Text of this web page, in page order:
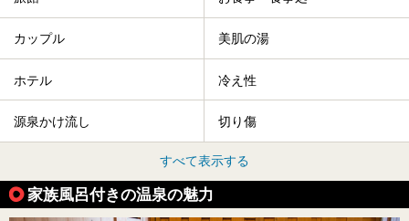
カップル 美肌の湯
ホテル 冷え性
源泉かけ流し 切り傷
すべて表示する
家族風呂付きの温泉の魅力